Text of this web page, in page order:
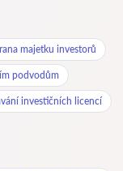
majetku investorů
podvodům
investičních licencí